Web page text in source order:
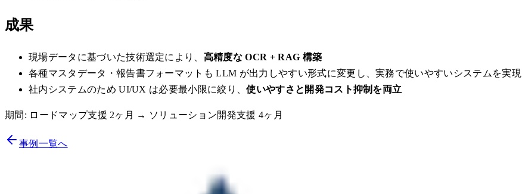
成果
現場データに基づいた技術選定により、 高精度な OCR + RAG 構築
各種マスタデータ・報告書フォーマットも LLM が出力しやすい形式に変更し、実務で使いやすいシステムを実現
社内システムのため UI/UX は必要最小限に絞り、使いやすさと開発コスト抑制を両立
期間: ロードマップ支援 2ヶ月 → ソリューション開発支援 4ヶ月
事例一覧へ